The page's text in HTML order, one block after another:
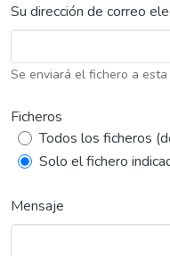
Su dirección de correo
Se enviará el fichero a
Ficheros
Todos los ficheros
Solo el fichero
Mensaje